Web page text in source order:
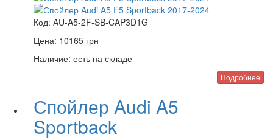
Код: AU-A5-2F-SB-CAP3D1G
Цена: 10165 грн
Наличие: есть на складе
Подробнее
Спойлер Audi A5
Sportback